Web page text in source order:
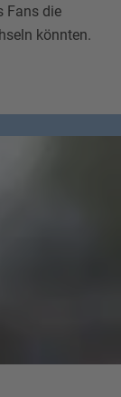
Fans die
könnten.